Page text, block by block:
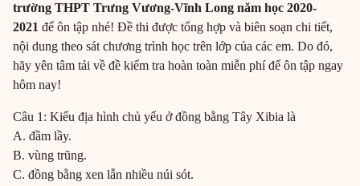
trường THPT Trưng Vương-Vĩnh Long năm học 2020-
2021 để ôn tập nhé! Đề thi được tổng hợp và biên soạn chi tiết,
nội dung theo sát chương trình học trên lớp của các em. Do đó,
hãy yên tâm tải về đề kiểm tra hoàn toàn miễn phí để ôn tập ngay
hôm nay!
Câu 1: Kiểu địa hình chủ yếu ở đồng bằng Tây Xibia là
A. đầm lầy.
B. vùng trũng.
C. đồng bằng xen lẫn nhiều núi sót.